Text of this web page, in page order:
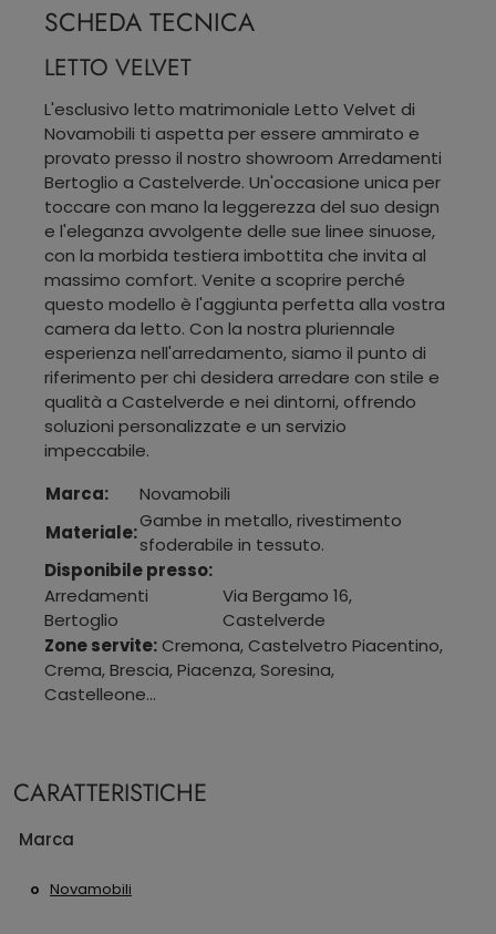
SCHEDA TECNICA
LETTO VELVET
L'esclusivo letto matrimoniale Letto Velvet di
Novamobili ti aspetta per essere ammirato e
provato presso il nostro showroom Arredamenti
Bertoglio a Castelverde. Un'occasione unica per
toccare con mano la leggerezza del suo design
e l'eleganza avvolgente delle sue linee sinuose,
con la morbida testiera imbottita che invita al
massimo comfort. Venite a scoprire perché
questo modello è l'aggiunta perfetta alla vostra
camera da letto. Con la nostra pluriennale
esperienza nell'arredamento, siamo il punto di
riferimento per chi desidera arredare con stile e
qualità a Castelverde e nei dintorni, offrendo
soluzioni personalizzate e un servizio
impeccabile.
Marca:
Novamobili
Materiale:
Gambe in metallo, rivestimento
sfoderabile in tessuto.
Disponibile presso:
Arredamenti
Bertoglio
Via Bergamo 16,
Castelverde
Zone servite: Cremona, Castelvetro Piacentino,
Crema, Brescia, Piacenza, Soresina,
Castelleone...
CARATTERISTICHE
Marca
Novamobili